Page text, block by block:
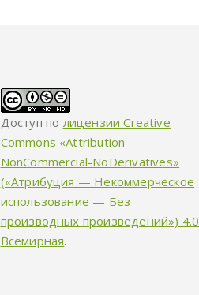
Доступ по лицензии Creative
Commons «Attribution-
NonCommercial-NoDerivatives»
(«Атрибуция — Некоммерческое
использование — Без
производных произведений») 4.0
Всемирная.